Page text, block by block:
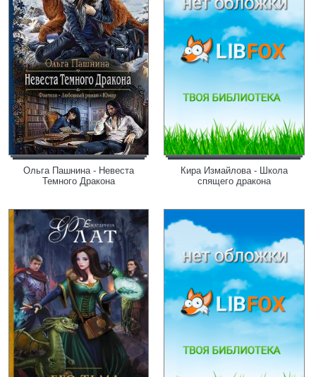
Ольга Пашнина - Невеста
Темного Дракона
Кира Измайлова - Школа
спящего дракона